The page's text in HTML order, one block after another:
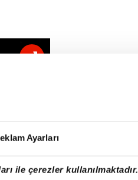
Ayarları
ile çerezler kullanılmaktadır.